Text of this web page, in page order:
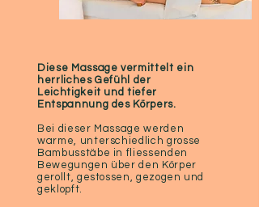
Diese Massage vermittelt ein
herrliches Gefühl der
Leichtigkeit und tiefer
Entspannung des Körpers.
Bei dieser Massage werden
warme, unterschiedlich grosse
Bambusstäbe in fliessenden
Bewegungen über den Körper
gerollt, gestossen, gezogen und
geklopft.